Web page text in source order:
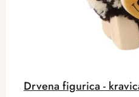
Drvena figurica -